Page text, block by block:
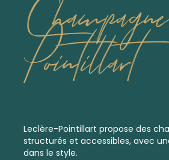
Pointillart
Leclère-Pointillart propose des
structurés et accessibles, avec
dans le style.